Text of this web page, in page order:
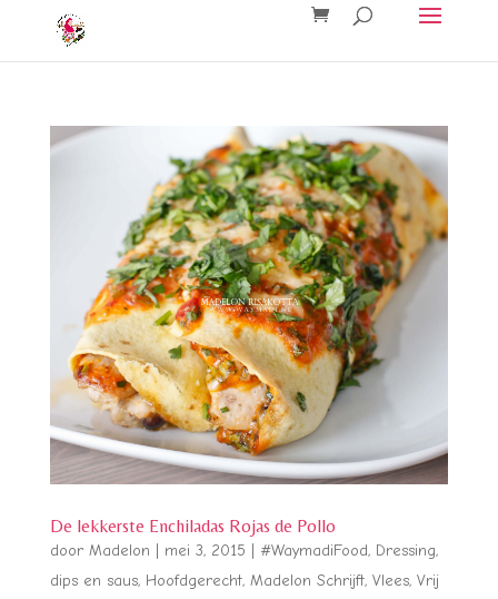
De lekkerste Enchiladas Rojas de Pollo
door Madelon mei 3, 2015 #WaymadiFood, Dressing,
dips en saus, Hoofdgerecht, Madelon Schrijft, Vlees, Vrij